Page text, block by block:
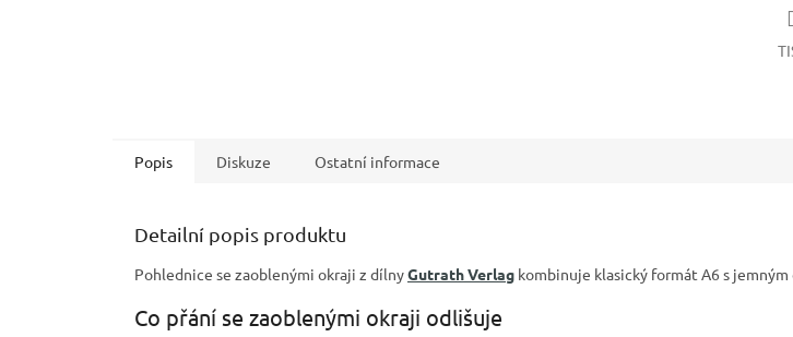
Popis Diskuze Ostatní informace
Detailní popis produktu
Pohlednice se zaoblenými okraji z dílnyGutrath Verlag kombinuje klasický formát A6 s
Co přání se zaoblenými okraji odlišuje